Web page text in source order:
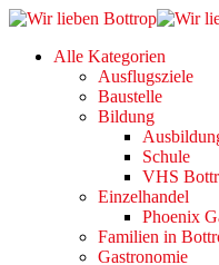
Alle Kategorien
Ausflugsziele
Baustelle
Bildung
Schule
VHS
Einzelhandel
Phoenix
Familien in
Gastronomie